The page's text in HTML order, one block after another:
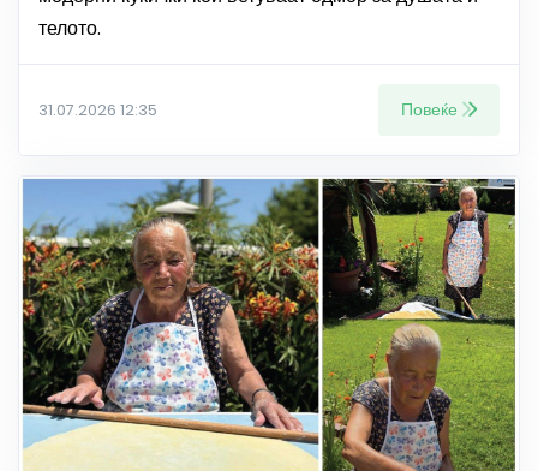
телото.
31.07.2026 12:35 Повеќе